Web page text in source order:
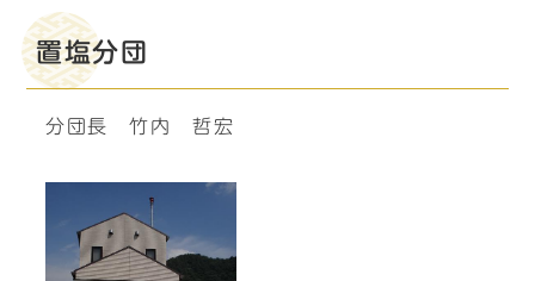
置塩分団
分団長 竹内 哲宏